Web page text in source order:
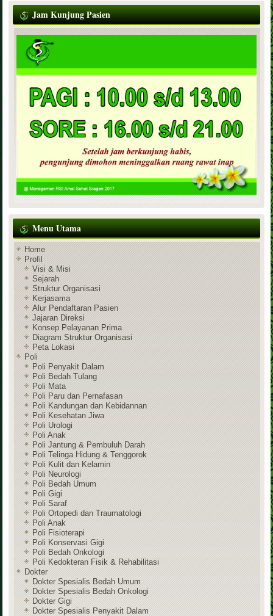
Jam Kunjung Pasien
Menu Utama
Home
Profil
Visi & Misi
Sejarah
Struktur Organisasi
Kerjasama
Alur Pendaftaran Pasien
Jajaran Direksi
Konsep Pelayanan Prima
Diagram Struktur Organisasi
Peta Lokasi
Poli
Poli Penyakit Dalam
Poli Bedah Tulang
Poli Mata
Poli Paru dan Pernafasan
Poli Kandungan dan Kebidannan
Poli Kesehatan Jiwa
Poli Urologi
Poli Anak
Poli Jantung & Pembuluh Darah
Poli Telinga Hidung & Tenggorok
Poli Kulit dan Kelamin
Poli Neurologi
Poli Bedah Umum
Poli Gigi
Poli Saraf
Poli Ortopedi dan Traumatologi
Poli Anak
Poli Fisioterapi
Poli Konservasi Gigi
Poli Bedah Onkologi
Poli Kedokteran Fisik & Rehabilitasi
Dokter
Dokter Spesialis Bedah Umum
Dokter Spesialis Bedah Onkologi
Dokter Gigi
Dokter Spesialis Penyakit Dalam